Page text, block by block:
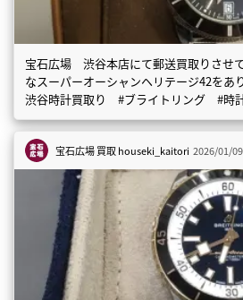
宝石広場 渋谷本店にて郵送買取りさせ
なスーパーオーシャンヘリテージ42をあ
渋谷時計買取り #ブライトリング #時
宝石広場 買取houseki_kaitori 2026/01/09